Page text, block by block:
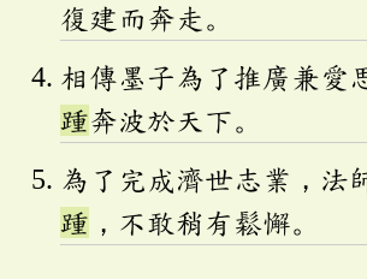
復建而奔走。
相傳墨子為了推廣兼愛
踵奔波於天下。
為了完成濟世志業，法
踵 ，不敢稍有鬆懈。